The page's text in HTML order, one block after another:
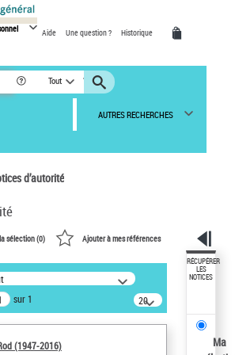
Aide Une question ? Historique
Tout
AUTRES RECHERCHES
d’autorité
dans les
:
(1947-2016)
sélection (0) Ajouter à mes références
sur 1
20
résultats/page
(1947-2016)
RÉCUPÉRER
LES
NOTICES
Ma